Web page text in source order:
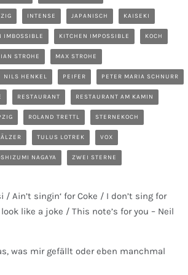
INTENSE JAPANISCH KAISEKI
IMBOSSIBLE KITCHEN IMPOSSIBLE KOCH
STROHE MAX STROHE
NILS HENKEL PEIFER PETER MARIA SCHNURR
RESTAURANT RESTAURANT AM KAMIN
ROLAND TRETTL STERNEKOCH
TULUS LOTREK VOX
NAGAYA ZWEI STERNE
/ Ain’t singin‘ for Coke / I don’t sing for
like a joke / This note’s for you – Neil
was mir gefällt oder eben manchmal